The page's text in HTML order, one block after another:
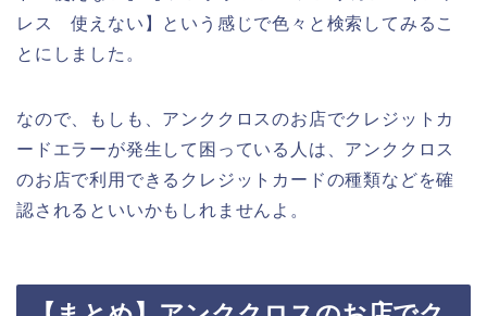
レス 使えない】という感じで色々と検索してみるこ
とにしました。
なので、もしも、アンククロスのお店でクレジットカ
ードエラーが発生して困っている人は、アンククロス
のお店で利用できるクレジットカードの種類などを確
認されるといいかもしれませんよ。